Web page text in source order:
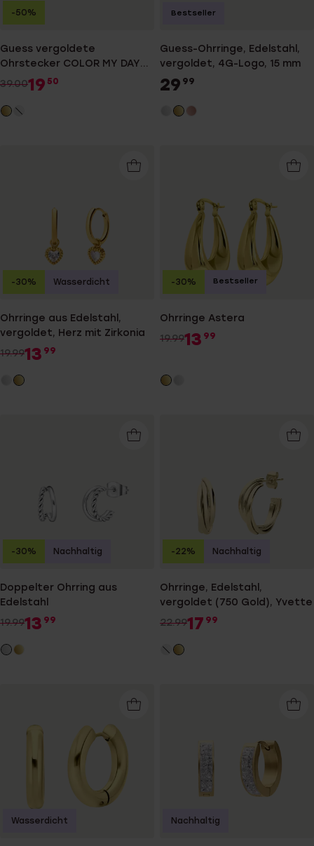
Guess vergoldete
Ohrstecker COLOR MY DAY
Transparent
39.0019 50
-50%
Guess-Ohrringe, Edelstahl,
vergoldet, 4G-Logo, 15 mm
29 99
Bestseller
Ohrringe aus Edelstahl,
vergoldet, Herz mit Zirkonia
19.9913 99
-30% Wasserdicht
Ohrringe Astera
19.9913 99
-30% Bestseller
Doppelter Ohrring aus
Edelstahl
19.9913 99
-30% Nachhaltig
Ohrringe, Edelstahl,
vergoldet (750 Gold), Yvette
22.9917 99
-22% Nachhaltig
Wasserdicht Nachhaltig